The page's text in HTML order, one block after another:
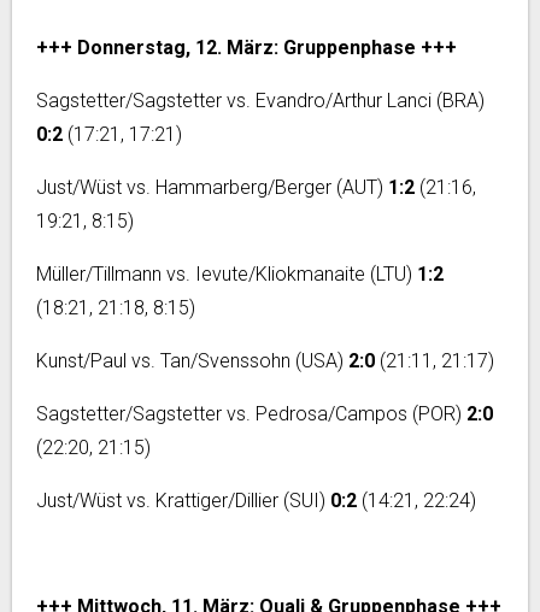
+++ Donnerstag, 12. März: Gruppenphase +++
Sagstetter/Sagstetter vs. Evandro/Arthur Lanci (BRA)
0:2 (17:21, 17:21)
Just/Wüst vs. Hammarberg/Berger (AUT) 1:2 (21:16,
19:21, 8:15)
Müller/Tillmann vs. Ievute/Kliokmanaite (LTU) 1:2
(18:21, 21:18, 8:15)
Kunst/Paul vs. Tan/Svenssohn (USA) 2:0 (21:11, 21:17)
Sagstetter/Sagstetter vs. Pedrosa/Campos (POR) 2:0
(22:20, 21:15)
Just/Wüst vs. Krattiger/Dillier (SUI) 0:2 (14:21, 22:24)
+++ Mittwoch, 11. März: Quali & Gruppenphase +++